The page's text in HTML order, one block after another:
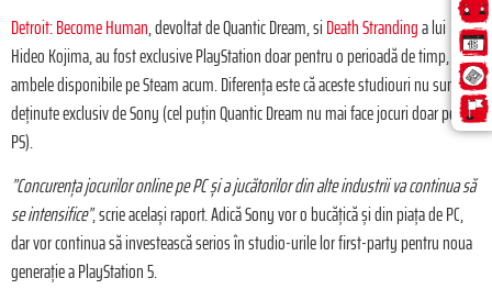
Detroit: Become Human, devoltat de Quantic Dream, siDeath Strandinga lui
Hideo Kojima, au fost exclusive PlayStation doar pentru o perioadă de timp, fiind
ambele disponibile pe Steam acum. Diferența este că aceste studiouri nu sunt
deținute exclusiv de Sony (cel puțin Quantic Dream nu mai face jocuri doar pentru
PS).
”Concurența jocurilor online pe PC și a jucătorilor din alte industrii va continua să
se intensifice”, scrie același raport. Adică Sony vor o bucățică și din piața de PC,
dar vor continua să investească serios în studio-urile lor first-party pentru noua
generație a PlayStation 5.